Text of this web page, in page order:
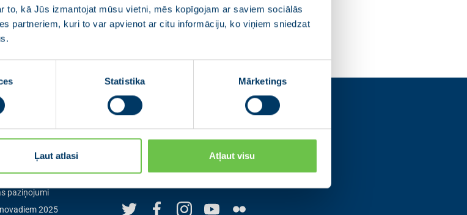
to, kā Jūs izmantojat mūsu vietni, mēs kopīgojam ar saviem sociālās
partneriem, kuri to var apvienot ar citu informāciju, ko viņiem sniedzat
Statistika Mārketings
Ļaut atlasi Atļaut visu
statūti
paziņojumi
2025
Seko mums
Seko mums sociālajos tīklos un uzzini
pirmais par aktuālajām norisēm.